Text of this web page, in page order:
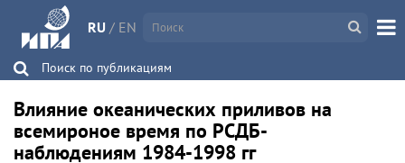
RU / EN
Поиск по публикациям
Влияние океанических приливов на
всемироное время по РСДБ-
наблюдениям 1984-1998 гг